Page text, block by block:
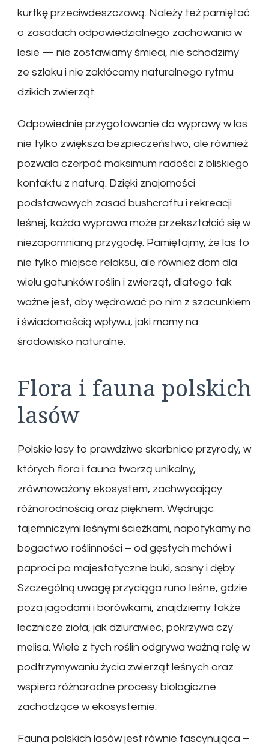
kurtkę przeciwdeszczową. Należy też pamiętać
o zasadach odpowiedzialnego zachowania w
lesie — nie zostawiamy śmieci, nie schodzimy
ze szlaku i nie zakłócamy naturalnego rytmu
dzikich zwierząt.
Odpowiednie przygotowanie do wyprawy w las
nie tylko zwiększa bezpieczeństwo, ale również
pozwala czerpać maksimum radości z bliskiego
kontaktu z naturą. Dzięki znajomości
podstawowych zasad bushcraftu i rekreacji
leśnej, każda wyprawa może przekształcić się w
niezapomnianą przygodę. Pamiętajmy, że las to
nie tylko miejsce relaksu, ale również dom dla
wielu gatunków roślin i zwierząt, dlatego tak
ważne jest, aby wędrować po nim z szacunkiem
i świadomością wpływu, jaki mamy na
środowisko naturalne.
Flora i fauna polskich
lasów
Polskie lasy to prawdziwe skarbnice przyrody, w
których flora i fauna tworzą unikalny,
zrównoważony ekosystem, zachwycający
różnorodnością oraz pięknem. Wędrując
tajemniczymi leśnymi ścieżkami, napotykamy na
bogactwo roślinności – od gęstych mchów i
paproci po majestatyczne buki, sosny i dęby.
Szczególną uwagę przyciąga runo leśne, gdzie
poza jagodami i borówkami, znajdziemy także
lecznicze zioła, jak dziurawiec, pokrzywa czy
melisa. Wiele z tych roślin odgrywa ważną rolę w
podtrzymywaniu życia zwierząt leśnych oraz
wspiera różnorodne procesy biologiczne
zachodzące w ekosystemie.
Fauna polskich lasów jest równie fascynująca –